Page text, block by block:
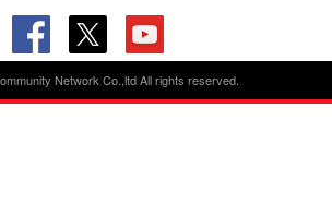
Network Co.,ltd All rights reserved.